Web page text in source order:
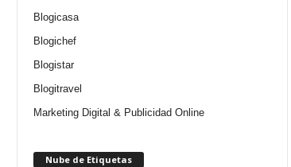
Blogicasa
Blogichef
Blogistar
Blogitravel
Marketing Digital & Publicidad Online
Nube de Etiquetas